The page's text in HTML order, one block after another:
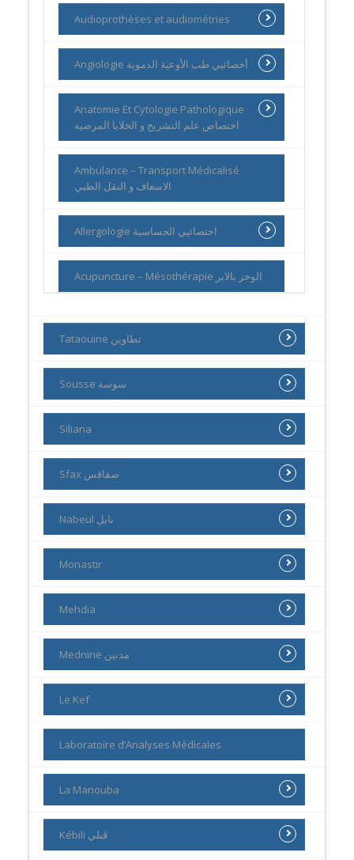
Audioprothèses et audiométries
Angiologie أخصائيي طب الأوعية الدموية
Anatomie Et Cytologie Pathologique
اختصاص علم التشريح و الخلايا المرضية
Ambulance – Transport Médicalisé
الاسعاف و النقل الطبي
Allergologie اختصائيي الحساسية
Acupuncture – Mésothérapie الوخز بالابر
Tataouine تطاوين
Sousse سوسة
Siliana
Sfax صفاقس
Nabeul نابل
Monastir
Mehdia
Mednine مدنين
Le Kef
Laboratoire d’Analyses Médicales
La Manouba
Kébili ڨبلي